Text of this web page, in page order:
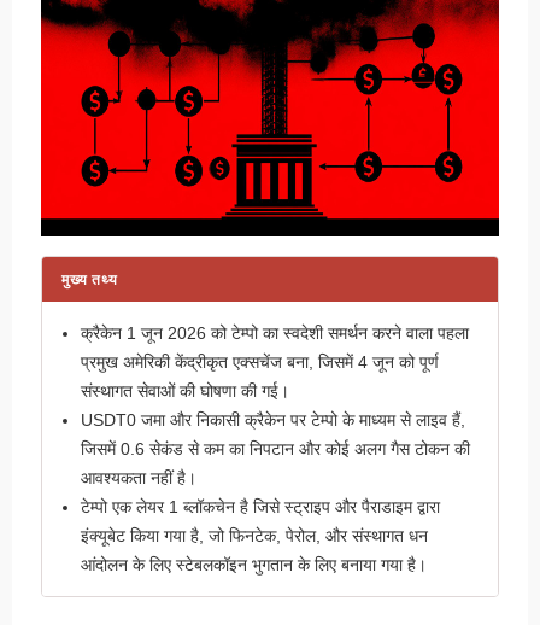
मुख्य तथ्य
क्रैकेन 1 जून 2026 को टेम्पो का स्वदेशी समर्थन करने वाला पहला
प्रमुख अमेरिकी केंद्रीकृत एक्सचेंज बना, जिसमें 4 जून को पूर्ण
संस्थागत सेवाओं की घोषणा की गई।
USDT0 जमा और निकासी क्रैकेन पर टेम्पो के माध्यम से लाइव हैं,
जिसमें 0.6 सेकंड से कम का निपटान और कोई अलग गैस टोकन की
आवश्यकता नहीं है।
टेम्पो एक लेयर 1 ब्लॉकचेन है जिसे स्ट्राइप और पैराडाइम द्वारा
इंक्यूबेट किया गया है, जो फिनटेक, पेरोल, और संस्थागत धन
आंदोलन के लिए स्टेबलकॉइन भुगतान के लिए बनाया गया है।